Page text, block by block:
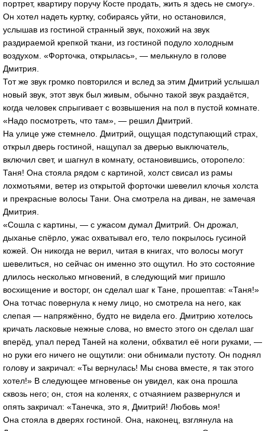
портрет, квартиру поручу Косте продать, жить я здесь не смогу».
Он хотел надеть куртку, собираясь уйти, но остановился,
услышав из гостиной странный звук, похожий на звук
раздираемой крепкой ткани, из гостиной подуло холодным
воздухом. «Форточка, открылась», — мелькнуло в голове
Дмитрия.
Тот же звук громко повторился и вслед за этим Дмитрий услышал
новый звук, этот звук был живым, обычно такой звук раздаётся,
когда человек спрыгивает с возвышения на пол в пустой комнате.
«Надо посмотреть, что там», — решил Дмитрий.
На улице уже стемнело. Дмитрий, ощущая подступающий страх,
открыл дверь гостиной, нащупал за дверью выключатель,
включил свет, и шагнул в комнату, остановившись, оторопело:
Таня! Она стояла рядом с картиной, холст свисал из рамы
лохмотьями, ветер из открытой форточки шевелил клочья холста
и прекрасные волосы Тани. Она смотрела на диван, не замечая
Дмитрия.
«Сошла с картины, — с ужасом думал Дмитрий. Он дрожал,
дыханье спёрло, ужас охватывал его, тело покрылось гусиной
кожей. Он никогда не верил, читая в книгах, что волосы могут
шевелиться, но сейчас он именно это ощутил. Но это состояние
длилось несколько мгновений, в следующий миг пришло
восхищение и восторг, он сделал шаг к Тане, прошептав: «Таня!»
Она тотчас повернула к нему лицо, но смотрела на него, как
слепая — напряжённо, будто не видела его. Дмитрию хотелось
кричать ласковые нежные слова, но вместо этого он сделал шаг
вперёд, упал перед Таней на колени, обхватил её ноги руками, —
но руки его ничего не ощутили: они обнимали пустоту. Он поднял
голову и закричал: «Ты вернулась! Мы снова вместе, я так этого
хотел!» В следующее мгновенье он увидел, как она прошла
сквозь него; он, стоя на коленях, с отчаянием развернулся и
опять закричал: «Танечка, это я, Дмитрий! Любовь моя!
Она стояла в дверях гостиной. Она, наконец, взглянула на